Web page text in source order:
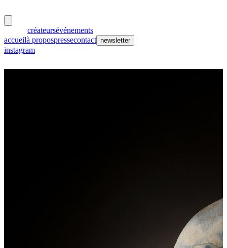
créateursévénements
accueilà propospressecontact newsletter
instagram